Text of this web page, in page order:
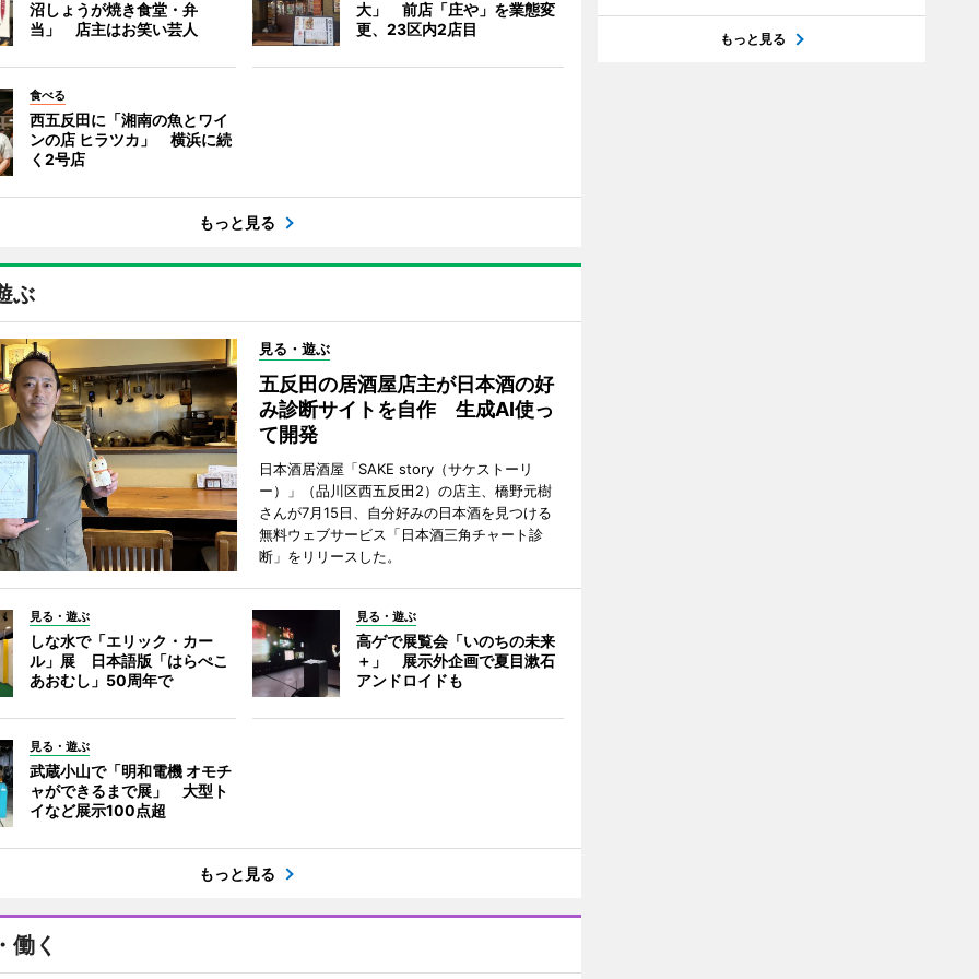
沼しょうが焼き食堂・弁
当」 店主はお笑い芸人
大」 前店「庄や」を業態変
更、23区内2店目
食べる
西五反田に「湘南の魚とワイ
ンの店 ヒラツカ」 横浜に続
く2号店
もっと見る
ぶ
見る・遊ぶ
五反田の居酒屋店主が日本酒の好
み診断サイトを自作 生成AI使っ
て開発
日本酒居酒屋「SAKE story（サケストーリ
ー）」（品川区西五反田2）の店主、橋野元樹
さんが7月15日、自分好みの日本酒を見つける
無料ウェブサービス「日本酒三角チャート診
断」をリリースした。
見る・遊ぶ
しな水で「エリック・カー
ル」展 日本語版「はらぺこ
あおむし」50周年で
見る・遊ぶ
高ゲで展覧会「いのちの未来
＋」 展示外企画で夏目漱石
アンドロイドも
見る・遊ぶ
武蔵小山で「明和電機 オモチ
ャができるまで展」 大型ト
イなど展示100点超
もっと見る
働く
もっと見る